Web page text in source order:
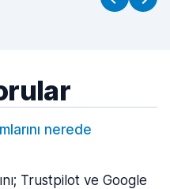
nerede
Trustpilot ve Google